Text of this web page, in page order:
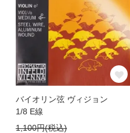
バイオリン弦 ヴィジョン
1/8 E線
1,100円(税込)